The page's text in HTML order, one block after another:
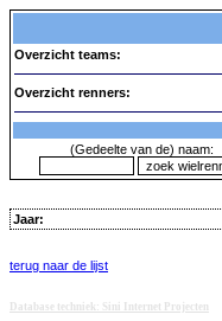
Overzicht teams:
Overzicht renners:
(Gedeelte van de) naam:
Jaar:
terug naar de lijst
Database techniek: Sini Internet Projecten